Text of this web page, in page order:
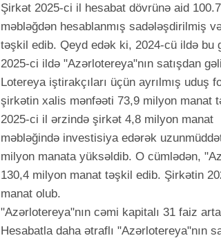
Şirkət 2025-ci il hesabat dövrünə aid
məbləğdən hesablanmış sadələşdirilmiş
təşkil edib. Qeyd edək ki, 2024-cü ildə bu
2025-ci ildə "Azərlotereya"nın satışdan
Lotereya iştirakçıları üçün ayrılmış uduş
şirkətin xalis mənfəəti 73,9 milyon manat
2025-ci il ərzində şirkət 4,8 milyon manat
məbləğində investisiya edərək
milyon manata yüksəldib. O cümlədən,
130,4 milyon manat təşkil edib. Şirkətin
manat olub.
"Azərlotereya"nın cəmi kapitalı 31 faiz
Hesabatla daha ətraflı "Azərlotereya"nın